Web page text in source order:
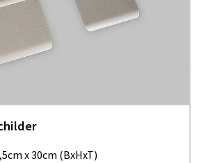
x30cm (BxHxT)